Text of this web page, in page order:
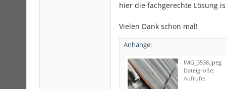
hier die fachgerechte Lösung
Vielen Dank schon mal!
Anhänge:
IMG_3538.jpeg
Dateigröße:
Aufrufe: